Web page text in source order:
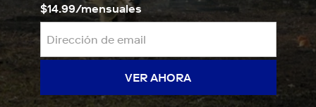
$14.99/mensuales
VER AHORA